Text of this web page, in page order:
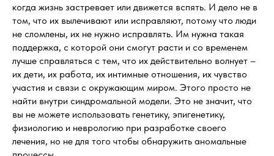
когда жизнь застревает или движется вспять. И дело не в
том, что их вылечивают или исправляют, потому что люди
не сломлены, их не нужно исправлять. Им нужна такая
поддержка, с которой они смогут расти и со временем
лучше справляться с тем, что их действительно волнует –
их дети, их работа, их интимные отношения, их чувство
участия и связи с окружающим миром. Этого просто не
найти внутри синдромальной модели. Это не значит, что
вы не можете использовать генетику, эпигенетику,
физиологию и неврологию при разработке своего
лечения, но не для того чтобы обнаружить аномальные